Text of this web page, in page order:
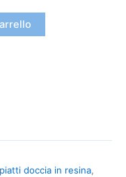
doccia in resina,